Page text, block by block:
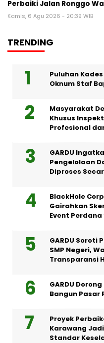
Perbaiki Jalan Ronggo
Kamis, 6 Agu 2026 - 20:39 WIB
TRENDING
Puluhan
Oknum Staf
Masyarakat
Khusus
Profesional
GARDU
Pengelolaan
Diproses
BlackHole
Gairahkan
Event Perdana
GARDU Soroti
SMP Negeri,
Transparansi
GARDU
Bangun Pasar
Proyek
Karawang
Standar